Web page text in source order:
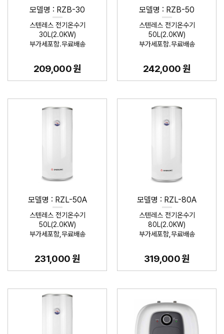
모델명 : RZB-30
스텐레스 전기온수기
30L(2.0KW)
부가세포함.무료배송
209,000 원
모델명 : RZB-50
스텐레스 전기온수기
50L(2.0KW)
부가세포함.무료배송
242,000 원
모델명 : RZL-50A
스텐레스 전기온수기
50L(2.0KW)
부가세포함,무료배송
231,000 원
모델명 : RZL-80A
스텐레스 전기온수기
80L(2.0KW)
부가세포함,무료배송
319,000 원